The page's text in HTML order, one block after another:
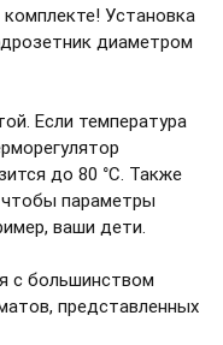
Установка
диаметром
Если температура
до 80 °С. Также
параметры
ваши дети.
с большинством
представленных